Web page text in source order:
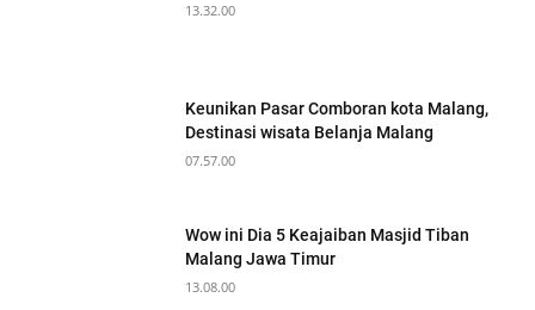
13.32.00
Keunikan Pasar Comboran kota Malang,
Destinasi wisata Belanja Malang
07.57.00
Wow ini Dia 5 Keajaiban Masjid Tiban
Malang Jawa Timur
13.08.00